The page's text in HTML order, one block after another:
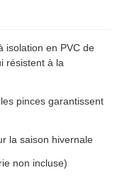
isolation en PVC de
résistent à la
pinces garantissent
la saison hivernale
non incluse)